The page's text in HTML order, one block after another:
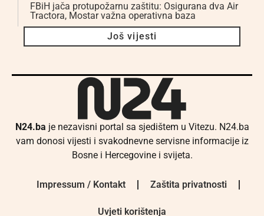
FBiH jača protupožarnu zaštitu: Osigurana dva Air
Tractora, Mostar važna operativna baza
Još vijesti
N24.ba je nezavisni portal sa sjedištem u Vitezu. N24.ba
vam donosi vijesti i svakodnevne servisne informacije iz
Bosne i Hercegovine i svijeta.
Impressum / Kontakt Zaštita privatnosti
Uvjeti korištenja